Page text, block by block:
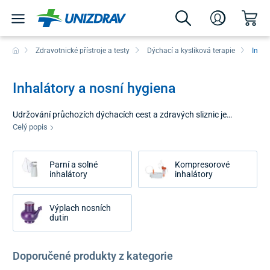
Zdravotnické přístroje a testy Dýchací a kyslíková terapie
Inhalátory a nosní hygiena
Udržování průchozích dýchacích cest a zdravých sliznic je
základem dobré imunity. Kategorie inhalátory a nosní hygiena
dráždivých alergenů. Ať už se jedná o preventivní zvlhčování
vzduchu v dýchacím ústrojí nebo o cílené podávání roztoků, tyto
metody jsou ceněny pro svou šetrnost a vysokou efektivitu bez
zbytečného zatěžování organismu.
Celý popis
Parní a solné
inhalátory
Kompresorové
inhalátory
Výplach nosních
dutin
Doporučené produkty z kategorie